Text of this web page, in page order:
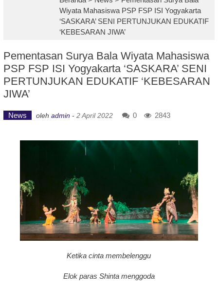
Wiyata Mahasiswa PSP FSP ISI Yogyakarta
‘SASKARA’ SENI PERTUNJUKAN EDUKATIF
‘KEBESARAN JIWA’
Pementasan Surya Bala Wiyata Mahasiswa
PSP FSP ISI Yogyakarta ‘SASKARA’ SENI
PERTUNJUKAN EDUKATIF ‘KEBESARAN
JIWA’
News oleh admin - 2 April 2022 0 2843
Ketika cinta membelenggu
Elok paras Shinta menggoda